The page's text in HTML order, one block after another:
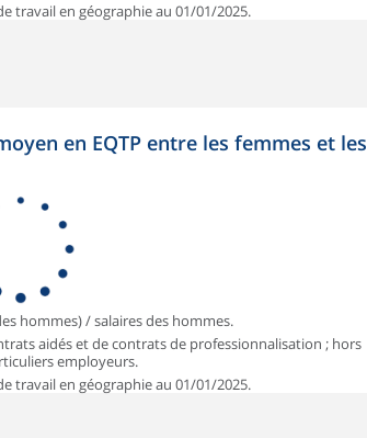
travail en géographie au 01/01/2025.
en EQTP entre les femmes et les
hommes) / salaires des hommes.
aidés et de contrats de professionnalisation ; hors
employeurs.
travail en géographie au 01/01/2025.